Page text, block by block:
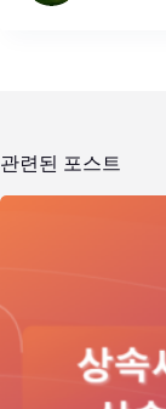
관련된 포스트